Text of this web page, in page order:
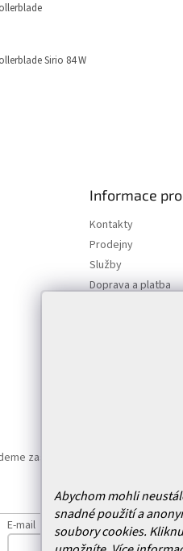
Abychom mohli
snadné použití a
soubory cookies.
Sirio 84 W
Informace
Kontakty
Prodejny
Služby
Doprava a platba
zasílat informace o nových
E-mail